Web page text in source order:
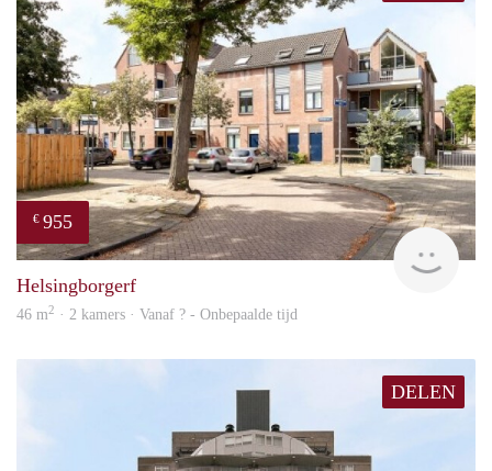
€ 955
Helsingborgerf
46 m2 · 2 kamers · Vanaf ? - Onbepaalde tijd
DELEN